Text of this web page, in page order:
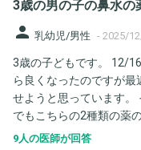
3歳の男の子の鼻水の
person 乳幼児/男性 - 2025/
3歳の子どもです。 12/
ら良くなったのですが
せようと思っています。
でもこちらの2種類の薬
でしょうか？ 風邪薬の成分は、アセトアミノフェン・dℓメチルエ
9人の医師が回答